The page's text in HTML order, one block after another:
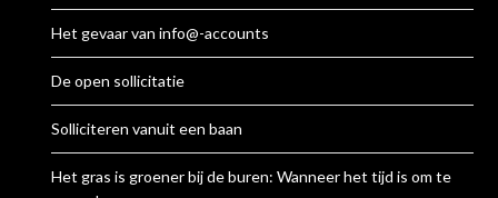
Het gevaar van info@-accounts
De open sollicitatie
Solliciteren vanuit een baan
Het gras is groener bij de buren: Wanneer het tijd is om te